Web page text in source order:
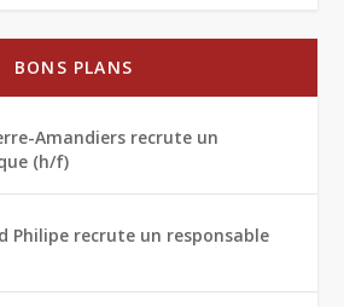
BONS PLANS
Amandiers recrute un
(h/f)
Philipe recrute un responsable